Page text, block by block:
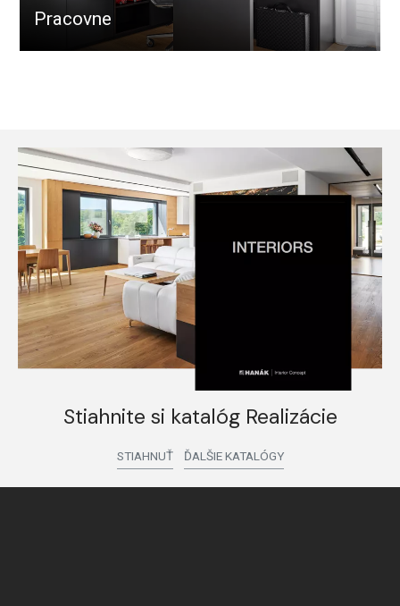
Pracovne
Stiahnite si katalóg Realizácie
STIAHNUŤ ĎALŠIE KATALÓGY